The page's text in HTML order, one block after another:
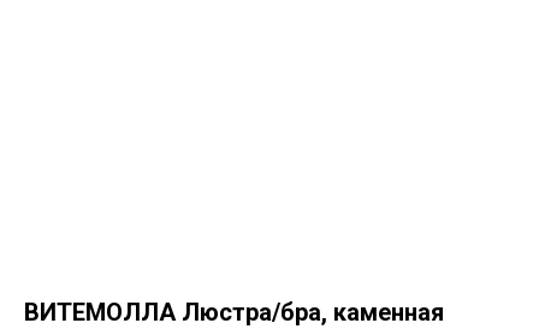
ВИТЕМОЛЛА Люстра/бра, каменная